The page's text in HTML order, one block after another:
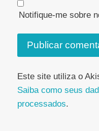
Notifique-me sobre
Este site utiliza o
Saiba como seus
processados.